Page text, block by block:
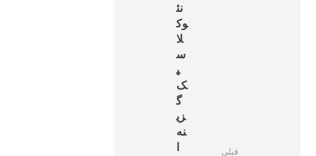
قبلی
نئ
وک
لا
س
ی
ک
گ
زی
نه‌